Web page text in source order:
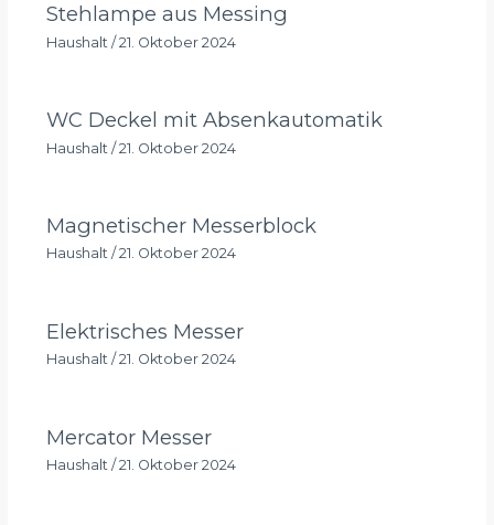
Stehlampe aus Messing
Haushalt / 21. Oktober 2024
WC Deckel mit Absenkautomatik
Haushalt /21. Oktober 2024
Magnetischer Messerblock
Haushalt/ 21. Oktober 2024
Elektrisches Messer
Haushalt/ 21. Oktober 2024
Mercator Messer
Haushalt/ 21. Oktober 2024